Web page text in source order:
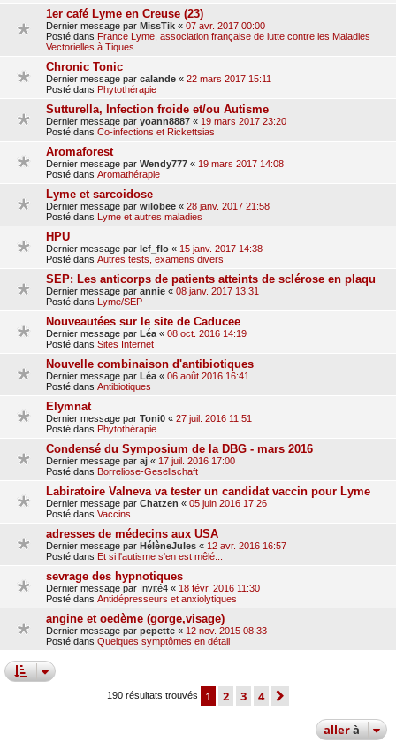
1er café Lyme en Creuse (23)
Dernier message par MissTik « 07 avr. 2017 00:00
Posté dans France Lyme, association française de lutte contre les Maladies
Vectorielles à Tiques
Chronic Tonic
Dernier message par calande « 22 mars 2017 15:11
Posté dans Phytothérapie
Sutturella, Infection froide et/ou Autisme
Dernier message par yoann8887 « 19 mars 2017 23:20
Posté dans Co-infections et Rickettsias
Aromaforest
Dernier message par Wendy777 « 19 mars 2017 14:08
Posté dans Aromathérapie
Lyme et sarcoidose
Dernier message par wilobee « 28 janv. 2017 21:58
Posté dans Lyme et autres maladies
HPU
Dernier message par lef_flo « 15 janv. 2017 14:38
Posté dans Autres tests, examens divers
SEP: Les anticorps de patients atteints de sclérose en plaqu
Dernier message par annie « 08 janv. 2017 13:31
Posté dans Lyme/SEP
Nouveautées sur le site de Caducee
Dernier message par Léa « 08 oct. 2016 14:19
Posté dans Sites Internet
Nouvelle combinaison d'antibiotiques
Dernier message par Léa « 06 août 2016 16:41
Posté dans Antibiotiques
Elymnat
Dernier message par Toni0 « 27 juil. 2016 11:51
Posté dans Phytothérapie
Condensé du Symposium de la DBG - mars 2016
Dernier message par aj « 17 juil. 2016 17:00
Posté dans Borreliose-Gesellschaft
Labiratoire Valneva va tester un candidat vaccin pour Lyme
Dernier message par Chatzen « 05 juin 2016 17:26
Posté dans Vaccins
adresses de médecins aux USA
Dernier message par HélèneJules « 12 avr. 2016 16:57
Posté dans Et si l'autisme s'en est mêlé...
sevrage des hypnotiques
Dernier message par Invité4 « 18 févr. 2016 11:30
Posté dans Antidépresseurs et anxiolytiques
angine et oedème (gorge,visage)
Dernier message par pepette « 12 nov. 2015 08:33
Posté dans Quelques symptômes en détail
190 résultats trouvés 1 2 3 4
allerà